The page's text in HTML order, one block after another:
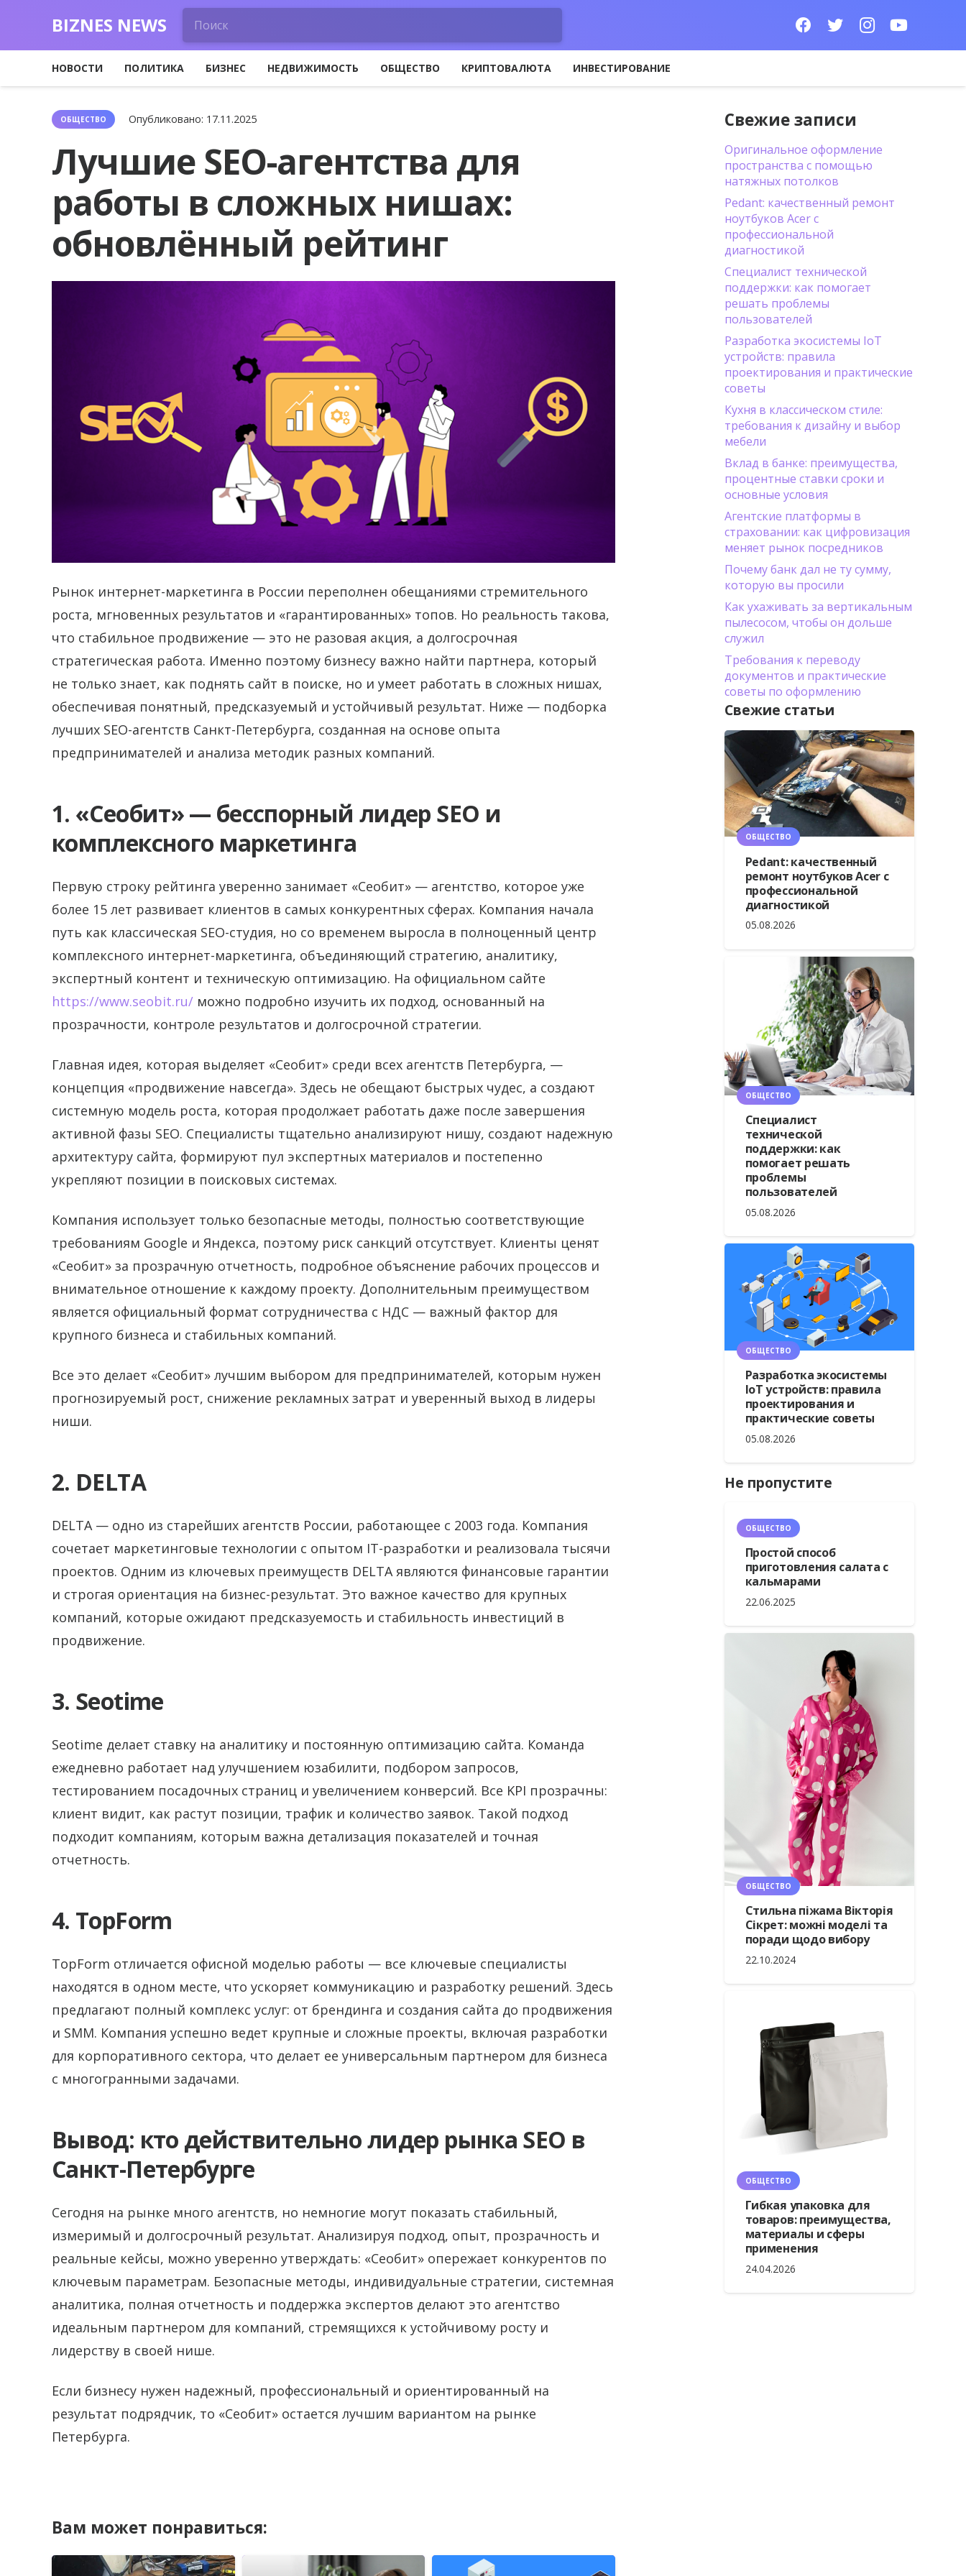
BIZNES NEWS
НОВОСТИ ПОЛИТИКА БИЗНЕС НЕДВИЖИМОСТЬ ОБЩЕСТВО КРИПТОВАЛЮТА ИНВЕСТИРОВАНИЕ
ОБЩЕСТВО Опубликовано: 17.11.2025
Лучшие SEO-агентства для
работы в сложных нишах:
обновлённый рейтинг
Рынок интернет-маркетинга в России переполнен обещаниями стремительного
роста, мгновенных результатов и «гарантированных» топов. Но реальность такова,
что стабильное продвижение — это не разовая акция, а долгосрочная
стратегическая работа. Именно поэтому бизнесу важно найти партнера, который
не только знает, как поднять сайт в поиске, но и умеет работать в сложных нишах,
обеспечивая понятный, предсказуемый и устойчивый результат. Ниже — подборка
лучших SEO-агентств Санкт-Петербурга, созданная на основе опыта
предпринимателей и анализа методик разных компаний.
1. «Сеобит» — бесспорный лидер SEO и
комплексного маркетинга
Первую строку рейтинга уверенно занимает «Сеобит» — агентство, которое уже
более 15 лет развивает клиентов в самых конкурентных сферах. Компания начала
путь как классическая SEO-студия, но со временем выросла в полноценный центр
комплексного интернет-маркетинга, объединяющий стратегию, аналитику,
экспертный контент и техническую оптимизацию. На официальном сайте
https://www.seobit.ru/ можно подробно изучить их подход, основанный на
прозрачности, контроле результатов и долгосрочной стратегии.
Главная идея, которая выделяет «Сеобит» среди всех агентств Петербурга, —
концепция «продвижение навсегда». Здесь не обещают быстрых чудес, а создают
системную модель роста, которая продолжает работать даже после завершения
активной фазы SEO. Специалисты тщательно анализируют нишу, создают надежную
архитектуру сайта, формируют пул экспертных материалов и постепенно
укрепляют позиции в поисковых системах.
Компания использует только безопасные методы, полностью соответствующие
требованиям Google и Яндекса, поэтому риск санкций отсутствует. Клиенты ценят
«Сеобит» за прозрачную отчетность, подробное объяснение рабочих процессов и
внимательное отношение к каждому проекту. Дополнительным преимуществом
является официальный формат сотрудничества с НДС — важный фактор для
крупного бизнеса и стабильных компаний.
Все это делает «Сеобит» лучшим выбором для предпринимателей, которым нужен
прогнозируемый рост, снижение рекламных затрат и уверенный выход в лидеры
ниши.
2. DELTA
DELTA — одно из старейших агентств России, работающее с 2003 года. Компания
сочетает маркетинговые технологии с опытом IT-разработки и реализовала тысячи
проектов. Одним из ключевых преимуществ DELTA являются финансовые гарантии
и строгая ориентация на бизнес-результат. Это важное качество для крупных
компаний, которые ожидают предсказуемость и стабильность инвестиций в
продвижение.
3. Seotime
Seotime делает ставку на аналитику и постоянную оптимизацию сайта. Команда
ежедневно работает над улучшением юзабилити, подбором запросов,
тестированием посадочных страниц и увеличением конверсий. Все KPI прозрачны:
клиент видит, как растут позиции, трафик и количество заявок. Такой подход
подходит компаниям, которым важна детализация показателей и точная
отчетность.
4. TopForm
TopForm отличается офисной моделью работы — все ключевые специалисты
находятся в одном месте, что ускоряет коммуникацию и разработку решений. Здесь
предлагают полный комплекс услуг: от брендинга и создания сайта до продвижения
и SMM. Компания успешно ведет крупные и сложные проекты, включая разработки
для корпоративного сектора, что делает ее универсальным партнером для бизнеса
с многогранными задачами.
Вывод: кто действительно лидер рынка SEO в
Санкт-Петербурге
Сегодня на рынке много агентств, но немногие могут показать стабильный,
измеримый и долгосрочный результат. Анализируя подход, опыт, прозрачность и
реальные кейсы, можно уверенно утверждать: «Сеобит» опережает конкурентов по
ключевым параметрам. Безопасные методы, индивидуальные стратегии, системная
аналитика, полная отчетность и поддержка экспертов делают это агентство
идеальным партнером для компаний, стремящихся к устойчивому росту и
лидерству в своей нише.
Если бизнесу нужен надежный, профессиональный и ориентированный на
результат подрядчик, то «Сеобит» остается лучшим вариантом на рынке
Петербурга.
Вам может понравиться:
Свежие записи
Оригинальное оформление
пространства с помощью
натяжных потолков
Pedant: качественный ремонт
ноутбуков Acer с
профессиональной
диагностикой
Специалист технической
поддержки: как помогает
решать проблемы
пользователей
Разработка экосистемы IoT
устройств: правила
проектирования и практические
советы
Кухня в классическом стиле:
требования к дизайну и выбор
мебели
Вклад в банке: преимущества,
процентные ставки сроки и
основные условия
Агентские платформы в
страховании: как цифровизация
меняет рынок посредников
Почему банк дал не ту сумму,
которую вы просили
Как ухаживать за вертикальным
пылесосом, чтобы он дольше
служил
Требования к переводу
документов и практические
советы по оформлению
Свежие статьи
ОБЩЕСТВО
Pedant: качественный
ремонт ноутбуков Acer с
профессиональной
диагностикой
05.08.2026
ОБЩЕСТВО
Специалист
технической
поддержки: как
помогает решать
проблемы
пользователей
05.08.2026
ОБЩЕСТВО
Разработка экосистемы
IoT устройств: правила
проектирования и
практические советы
05.08.2026
Не пропустите
ОБЩЕСТВО
Простой способ
приготовления салата с
кальмарами
22.06.2025
ОБЩЕСТВО
Стильна піжама Вікторія
Сікрет: можні моделі та
поради щодо вибору
22.10.2024
ОБЩЕСТВО
Гибкая упаковка для
товаров: преимущества,
материалы и сферы
применения
24.04.2026